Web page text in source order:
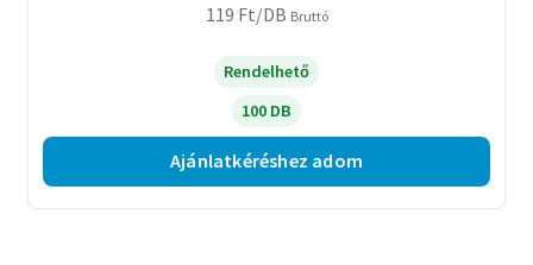
119 Ft/DB Bruttó
Rendelhető
100 DB
Ajánlatkéréshez adom